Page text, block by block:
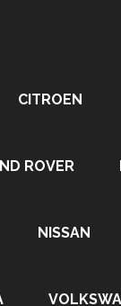
CITROEN
ROVER
NISSAN